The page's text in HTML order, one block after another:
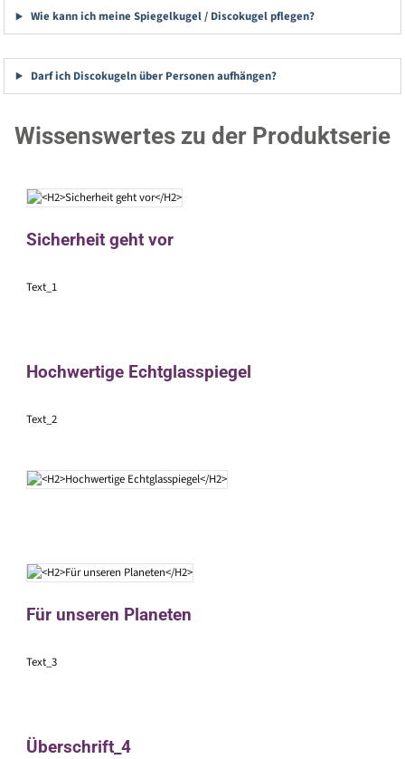
Wie kann ich meine Spiegelkugel / Discokugel pflegen?
Darf ich Discokugeln über Personen aufhängen?
Wissenswertes zu der Produktserie
Sicherheit geht vor
Text_1
Hochwertige Echtglasspiegel
Text_2
Für unseren Planeten
Text_3
Überschrift_4